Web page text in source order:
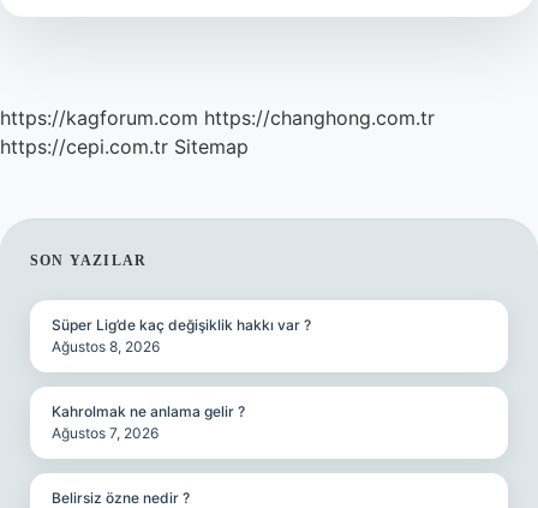
https://kagforum.com https://changhong.com.tr
https://cepi.com.tr Sitemap
SIDEBAR
SON YAZILAR
Süper Lig’de kaç değişiklik hakkı var ?
Ağustos 8, 2026
Kahrolmak ne anlama gelir ?
Ağustos 7, 2026
Belirsiz özne nedir ?